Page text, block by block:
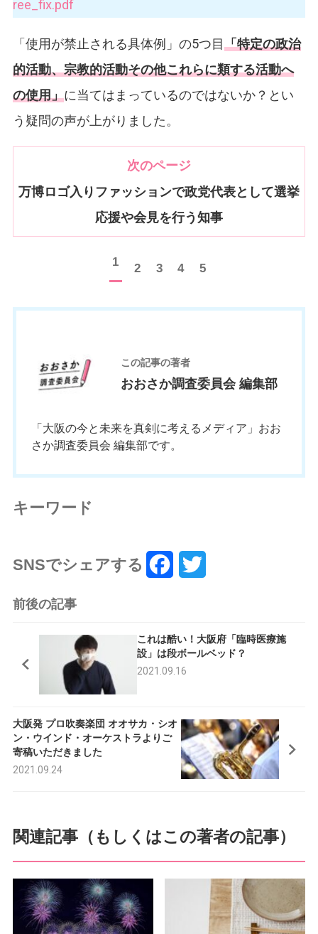
ree_fix.pdf
「使用が禁止される具体例」の5つ目「特定の政治
的活動、宗教的活動その他これらに類する活動へ
の使用」に当てはまっているのではないか？とい
う疑問の声が上がりました。
次のページ
万博ロゴ入りファッションで政党代表として選挙
応援や会見を行う知事
1 2 3 4 5
この記事の著者
おおさか調査委員会 編集部
「大阪の今と未来を真剣に考えるメディア」おお
さか調査委員会 編集部です。
キーワード
SNSでシェアする
e
b
o
t
r
前後の記事
これは酷い！大阪府「臨時医療施
設」は段ボールベッド？
2021.09.16
大阪発 プロ吹奏楽団 オオサカ・シオ
ン・ウインド・オーケストラよりご
寄稿いただきました
2021.09.24
関連記事（もしくはこの著者の記事）